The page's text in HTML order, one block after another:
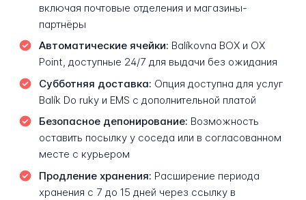
включая почтовые отделения и магазины-
партнёры
Автоматические ячейки: Balíkovna BOX и OX
Point, доступные 24/7 для выдачи без ожидания
Субботняя доставка: Опция доступна для услуг
Balík Do ruky и EMS с дополнительной платой
Безопасное депонирование: Возможность
оставить посылку у соседа или в согласованном
месте с курьером
Продление хранения: Расширение периода
хранения с 7 до 15 дней через ссылку в